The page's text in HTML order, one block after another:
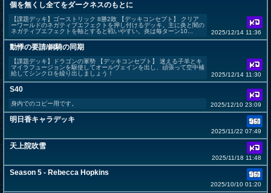
個を無くし全てをダークネスのもとに
【課題デッキ】ゴーストリック 8勝2敗 【デッキコンセプト】 クリア
ーワールドのネガティブエフェクトを押し付けるデッキ。主に炎と闇の
ネガティブエフェクトを軸とすると戦いやすい。炎は毎ターン10...
2025/12/14 11:36
動悸の要請/銅騎の同期
【課題デッキ】ドラゴンの軍勢 【デッキコンセプト】 迷える子羊とキ
マイラフュージョンを駆使してオールヴェインを出し、頑張って空中補
給してシンクロを繰り出しましょう！
2025/12/14 11:30
S40
身内でのコピー用です。 2025/12/10 23:09
明日香キャラデッキ
2025/11/22 07:49
天上院吹雪
2025/11/18 11:48
Season 5 - Rebecca Hopkins
2025/10/10 01:20